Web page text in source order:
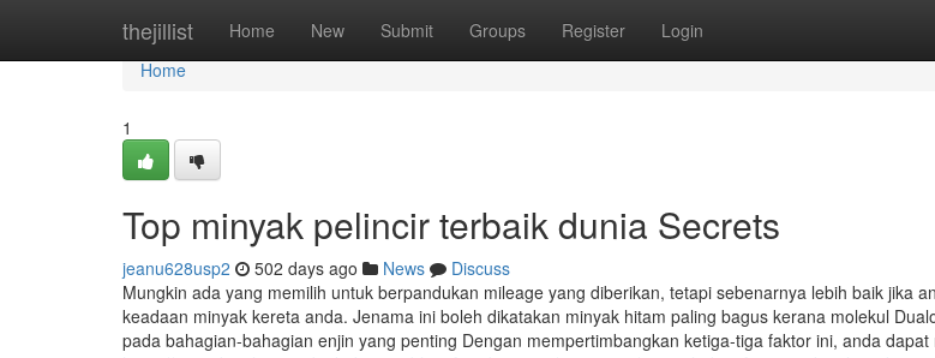
thejillist Home New Submit Groups Register Login
Home
Home
1
Top minyak pelincir terbaik dunia Secrets
jeanu628usp2 502 days ago News
Discuss
Mungkin ada yang memilih untuk berpandukan mileage yang diberikan, tetapi sebenarnya lebih baik jika
keadaan minyak kereta anda. Jenama ini boleh dikatakan minyak hitam paling bagus kerana molekul
pada bahagian-bahagian enjin yang penting Dengan mempertimbangkan ketiga-tiga faktor ini, anda dapat